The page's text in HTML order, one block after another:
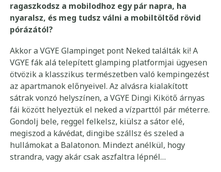
ragaszkodsz a mobilodhoz egy pár napra, ha
nyaralsz, és meg tudsz válni a mobiltöltőd rövid
pórázától?
Akkor a VGYE Glampinget pont Neked találták ki! A
VGYE fák alá telepített glamping platformjai ügyesen
ötvözik a klasszikus természetben való kempingezést
az apartmanok előnyeivel. Az alvásra kialakított
sátrak vonzó helyszínen, a VGYE Dingi Kikötő árnyas
fái között helyeztük el neked a vízparttól pár méterre.
Gondolj bele, reggel felkelsz, kiülsz a sátor elé,
megiszod a kávédat, dingibe szállsz és szeled a
hullámokat a Balatonon. Mindezt anélkül, hogy
strandra, vagy akár csak aszfaltra lépnél…